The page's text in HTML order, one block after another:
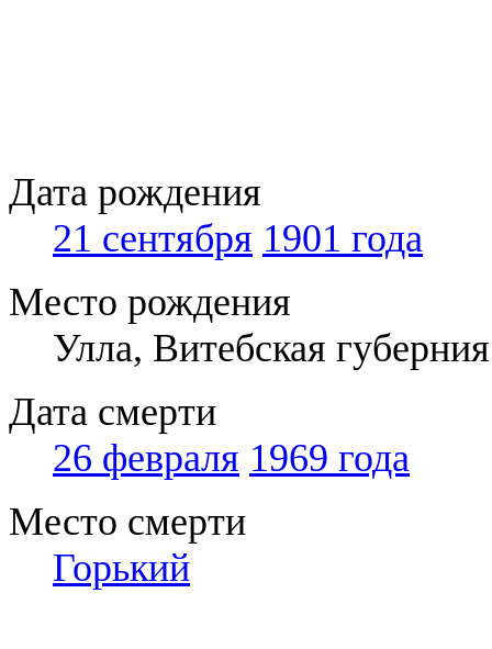
Дата рождения
21 сентября 1901 года
Место рождения
Улла, Витебская губерния
Дата смерти
26 февраля 1969 года
Место смерти
Горький